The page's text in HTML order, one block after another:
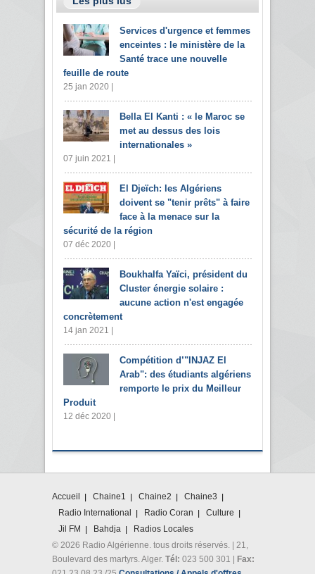
Services d'urgence et femmes
enceintes : le ministère de la
Santé trace une nouvelle
feuille de route
25 jan 2020 |
Bella El Kanti : « le Maroc se
met au dessus des lois
internationales »
07 juin 2021 |
El Djeïch: les Algériens
doivent se "tenir prêts" à faire
face à la menace sur la
sécurité de la région
07 déc 2020 |
Boukhalfa Yaïci, président du
Cluster énergie solaire :
aucune action n'est engagée
concrètement
14 jan 2021 |
Compétition d’"INJAZ El
Arab": des étudiants algériens
remporte le prix du Meilleur
Produit
12 déc 2020 |
Accueil Chaine1 Chaine2
Chaine3
Radio International
Radio Coran
Culture
Jil FM
Bahdja
Radios Locales
© 2026 Radio Algérienne. tous droits réservés. | 21,
Boulevard des martyrs. Alger. Tél: 023 500 301 | Fax: